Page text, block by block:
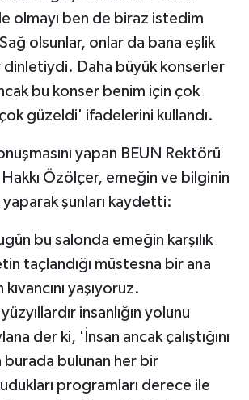
olmayı ben de biraz istedim
olsunlar, onlar da bana eşlik
Daha büyük konserler
bu konser benim için çok
güzeldi' ifadelerini kullandı.
yapan BEUN Rektörü
Özölçer, emeğin ve bilginin
şunları kaydetti:
bu salonda emeğin karşılık
taçlandığı müstesna bir ana
yaşıyoruz.
insanlığın yolunu
der ki, 'İnsan ancak çalıştığını
burada bulunan her bir
programları derece ile